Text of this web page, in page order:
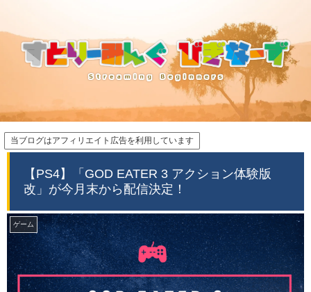
当ブログはアフィリエイト広告を利用しています
【PS4】「GOD EATER 3 アクション体験版
改」が今月末から配信決定！
ゲーム